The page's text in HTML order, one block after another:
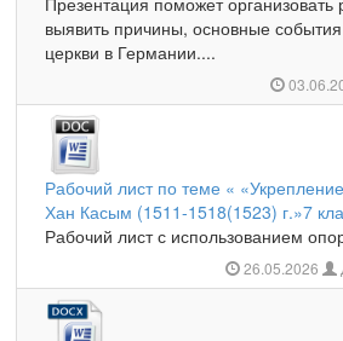
выявить причины, основные
церкви в Германии....
Рабочий лист по теме «
Хан Касым (1511-1518(1523) г.»7
Рабочий лист с использованием
26.05.2026